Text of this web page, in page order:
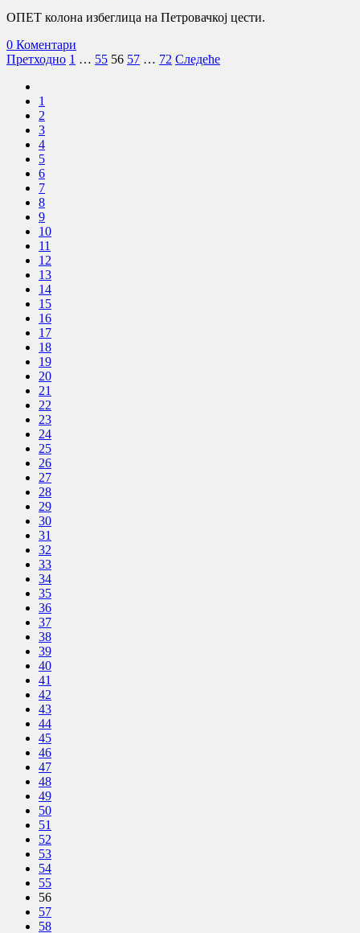
ОПЕТ колона избеглица на Петровачкој цести.
0 Коментари
Пагинација
чланака
Претходно 1 … 55 56 57 … 72 Следеће
1
2
3
4
5
6
7
8
9
10
11
12
13
14
15
16
17
18
19
20
21
22
23
24
25
26
27
28
29
30
31
32
33
34
35
36
37
38
39
40
41
42
43
44
45
46
47
48
49
50
51
52
53
54
55
56
57
58